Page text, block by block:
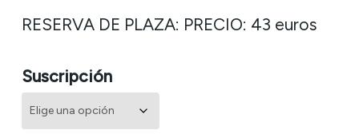
RESERVA DE PLAZA: PRECIO: 43 euros
Suscripción